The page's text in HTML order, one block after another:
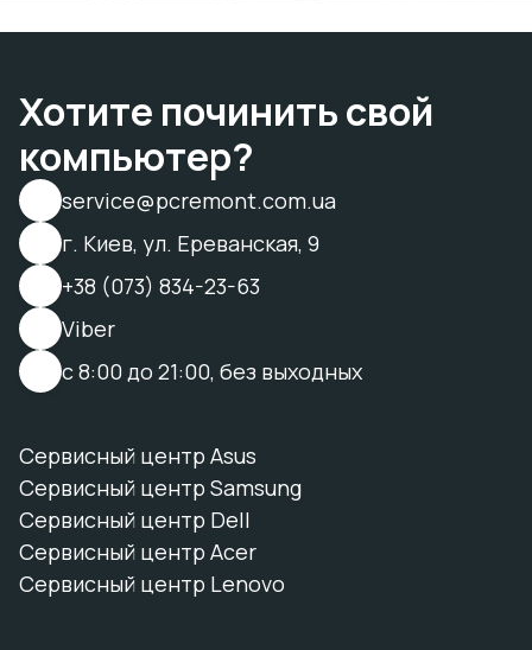
Хотите починить свой
компьютер?
service@pcremont.com.ua
г. Киев, ул. Ереванская, 9
+38 (073) 834-23-63
Viber
с 8:00 до 21:00, без выходных
Сервисный центр Asus
Сервисный центр Samsung
Сервисный центр Dell
Сервисный центр Acer
Сервисный центр Lenovo